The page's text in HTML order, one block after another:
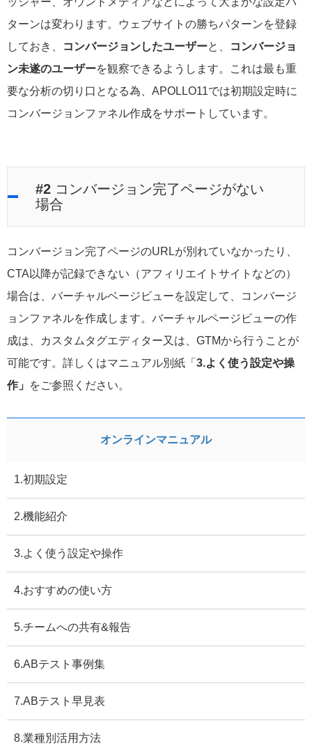
ターンは変わります。ウェブサイトの勝ちパターンを登録
しておき、
コンバージョンしたユーザーと、
コンバージョ
ン未遂のユーザーを観察できるようします。これは最も重
要な分析の切り口となる為、APOLLO11では初期設定時に
コンバージョンファネル作成をサポートしています。
#2 コンバージョン完了ページがない
場合
コンバージョン完了ページのURLが別れていなかったり、
CTA以降が記録できない（アフィリエイトサイトなどの）
場合は、バーチャルベージビューを設定して、コンバージ
ョンファネルを作成します。バーチャルページビューの作
成は、カスタムタグエディター又は、GTMから行うことが
可能です。詳しくはマニュアル別紙「 3.よく使う設定や操
作」
をご参照ください。
オンラインマニュアル
1.初期設定
2.機能紹介
3.よく使う設定や操作
4.おすすめの使い方
5.チームへの共有&報告
6.ABテスト事例集
7.ABテスト早見表
8.業種別活用方法